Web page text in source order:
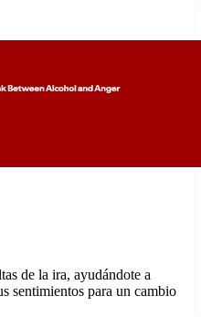
de la ira, ayudándote a
sentimientos para un cambio